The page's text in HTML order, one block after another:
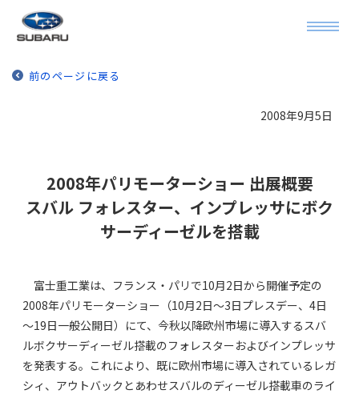
前のページに戻る
2008年9月5日
2008年パリモーターショー 出展概要
スバル フォレスター、インプレッサにボク
サーディーゼルを搭載
富士重工業は、フランス・パリで10月2日から開催予定の
2008年パリモーターショー（10月2日～3日プレスデー、4日
～19日一般公開日）にて、今秋以降欧州市場に導入するスバ
ルボクサーディーゼル搭載のフォレスターおよびインプレッサ
を発表する。これにより、既に欧州市場に導入されているレガ
シィ、アウトバックとあわせスバルのディーゼル搭載車のライ